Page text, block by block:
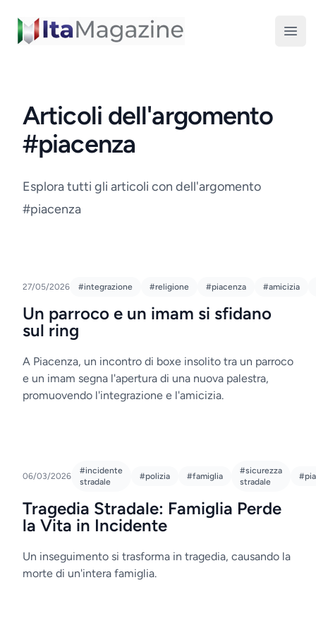
ItaMagazine
Articoli dell'argomento
#piacenza
Esplora tutti gli articoli con dell'argomento
#piacenza
27/05/2026 #integrazione #religione #piacenza #amicizia
Un parroco e un imam si sfidano
sul ring
A Piacenza, un incontro di boxe insolito tra un parroco
e un imam segna l'apertura di una nuova palestra,
promuovendo l'integrazione e l'amicizia.
06/03/2026
#incidente
stradale
#polizia #famiglia
#sicurezza
stradale
Tragedia Stradale: Famiglia Perde
la Vita in Incidente
Un inseguimento si trasforma in tragedia, causando la
morte di un'intera famiglia.